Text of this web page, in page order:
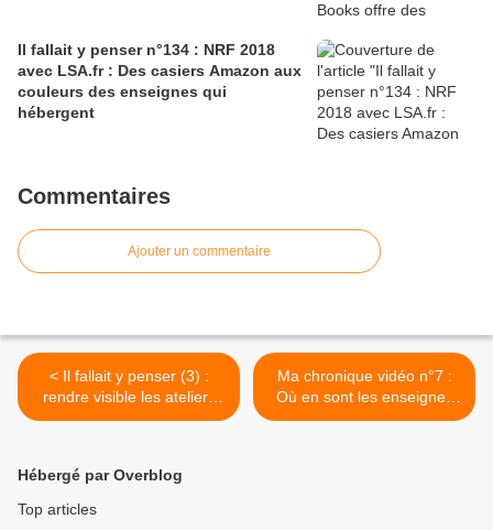
Il fallait y penser n°134 : NRF 2018
avec LSA.fr : Des casiers Amazon aux
couleurs des enseignes qui
hébergent
Commentaires
Ajouter un commentaire
< Il fallait y penser (3) :
rendre visible les ateliers
pour les clients
Ma chronique vidéo n°7 :
Où en sont les enseignes
françaises sur les réseaux
Hébergé par Overblog
Top articles